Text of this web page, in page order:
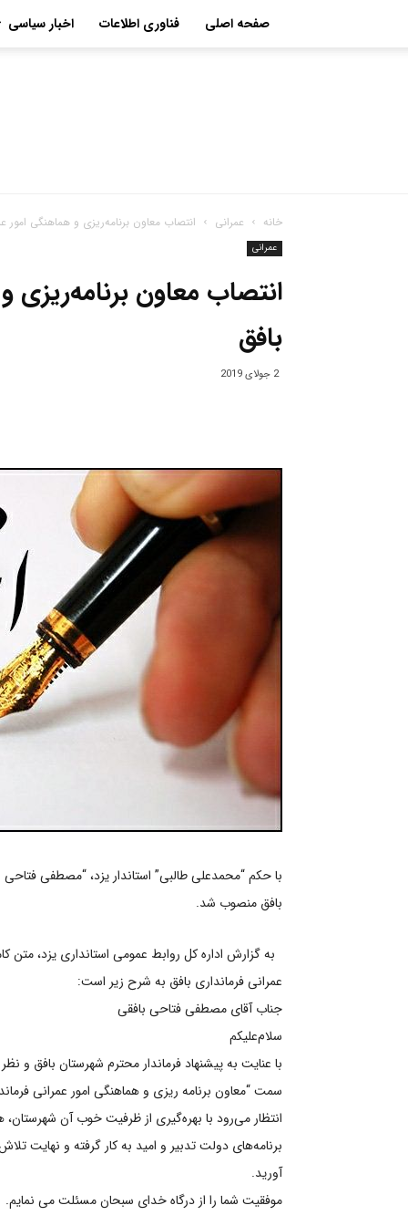
صفحه اصلی فناوری اطلاعات اخبار سیاسی
خانه عمرانی انتصاب معاون برنامه‌ریزی و هماهنگی امور
عمرانی
انتصاب معاون برنامه‌ریزی
بافق
2 جولای 2019
با حکم “محمدعلی طالبی” استاندار یزد، “مصطفی فتاحی
بافق منصوب شد.
به گزارش اداره کل روابط عمومی استانداری یزد، متن
عمرانی فرمانداری بافق به شرح زیر است:
جناب آقای مصطفی فتاحی بافقی
سلام‌علیکم
با عنایت به پیشنهاد فرماندار محترم شهرستان بافق و
سمت “معاون برنامه ریزی و هماهنگی امور عمرانی
انتظار می‌رود با بهره‌گیری از ظرفیت خوب ‌آن
برنامه‌های دولت تدبیر و امید به کار گرفته‌ و نهایت
آورید.
موفقیت شما را از درگاه خدای سبحان مسئلت می نمایم.